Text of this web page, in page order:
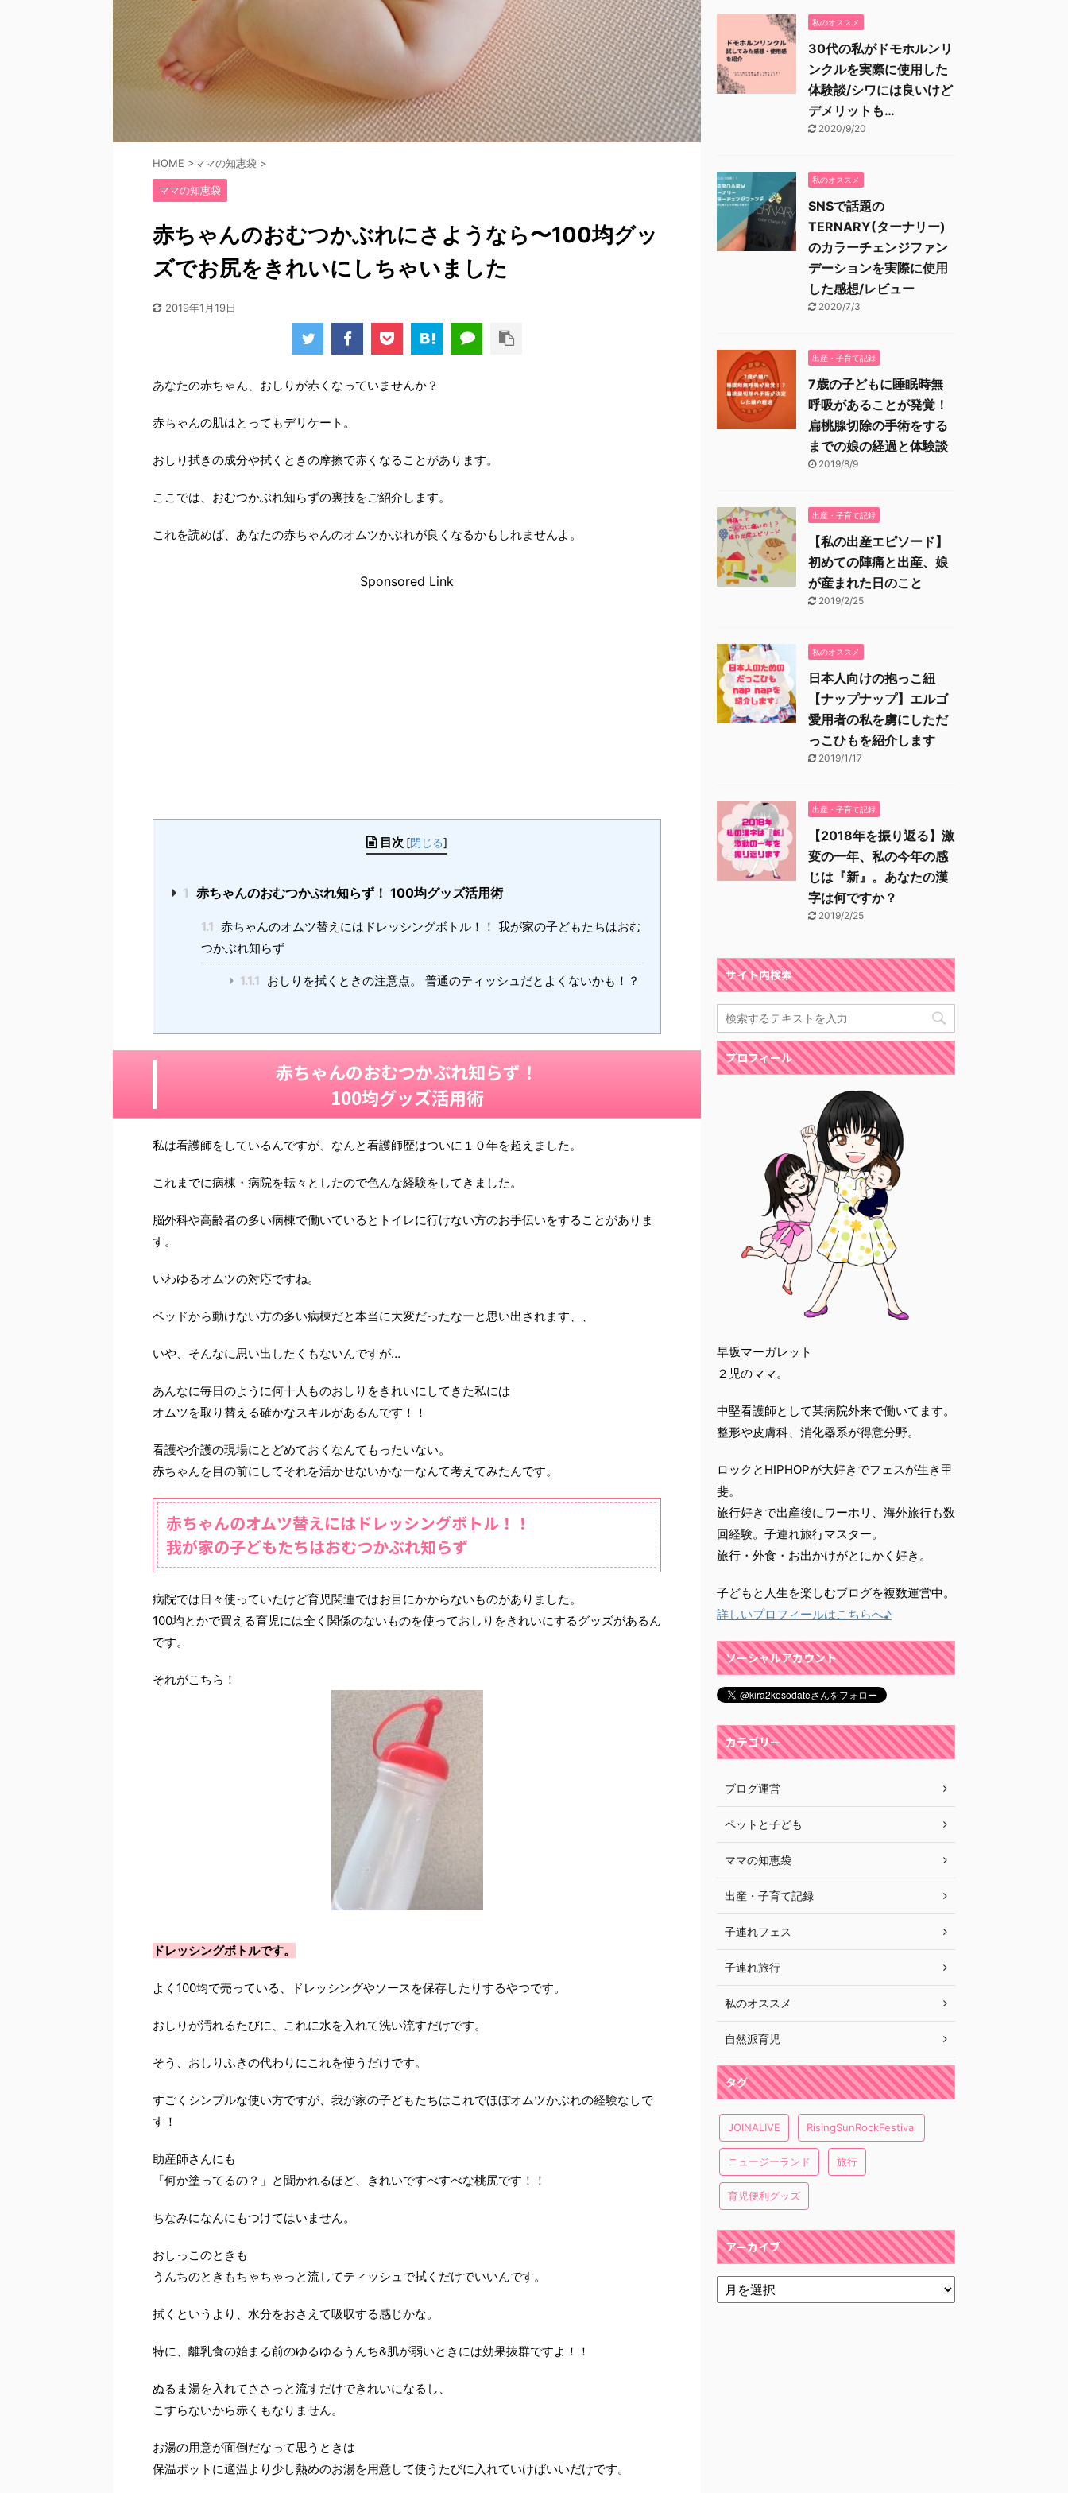
HOME >ママの知恵袋 >
ママの知恵袋
赤ちゃんのおむつかぶれにさようなら〜100均グッ
ズでお尻をきれいにしちゃいました
2019年1月19日
あなたの赤ちゃん、おしりが赤くなっていませんか？
赤ちゃんの肌はとってもデリケート。
おしり拭きの成分や拭くときの摩擦で赤くなることがあります。
ここでは、おむつかぶれ知らずの裏技をご紹介します。
これを読めば、あなたの赤ちゃんのオムツかぶれが良くなるかもしれませんよ。
Sponsored Link
目次 [閉じる]
1 赤ちゃんのおむつかぶれ知らず！ 100均グッズ活用術
1.1 赤ちゃんのオムツ替えにはドレッシングボトル！！ 我が家の子どもたちはおむ
つかぶれ知らず
1.1.1 おしりを拭くときの注意点。 普通のティッシュだとよくないかも！？
赤ちゃんのおむつかぶれ知らず！
100均グッズ活用術
私は看護師をしているんですが、なんと看護師歴はついに１０年を超えました。
これまでに病棟・病院を転々としたので色んな経験をしてきました。
脳外科や高齢者の多い病棟で働いているとトイレに行けない方のお手伝いをすることがありま
す。
いわゆるオムツの対応ですね。
ベッドから動けない方の多い病棟だと本当に大変だったなーと思い出されます、、
いや、そんなに思い出したくもないんですが…
あんなに毎日のように何十人ものおしりをきれいにしてきた私には
オムツを取り替える確かなスキルがあるんです！！
看護や介護の現場にとどめておくなんてもったいない。
赤ちゃんを目の前にしてそれを活かせないかなーなんて考えてみたんです。
赤ちゃんのオムツ替えにはドレッシングボトル！！
我が家の子どもたちはおむつかぶれ知らず
病院では日々使っていたけど育児関連ではお目にかからないものがありました。
100均とかで買える育児には全く関係のないものを使っておしりをきれいにするグッズがあるん
です。
それがこちら！
ドレッシングボトルです。
よく100均で売っている、ドレッシングやソースを保存したりするやつです。
おしりが汚れるたびに、これに水を入れて洗い流すだけです。
そう、おしりふきの代わりにこれを使うだけです。
すごくシンプルな使い方ですが、我が家の子どもたちはこれでほぼオムツかぶれの経験なしで
す！
助産師さんにも
「何か塗ってるの？」と聞かれるほど、きれいですべすべな桃尻です！！
ちなみになんにもつけてはいません。
おしっこのときも
うんちのときもちゃちゃっと流してティッシュで拭くだけでいいんです。
拭くというより、水分をおさえて吸収する感じかな。
特に、離乳食の始まる前のゆるゆるうんち&肌が弱いときには効果抜群ですよ！！
ぬるま湯を入れてささっと流すだけできれいになるし、
こすらないから赤くもなりません。
お湯の用意が面倒だなって思うときは
保温ポットに適温より少し熱めのお湯を用意して使うたびに入れていけばいいだけです。
私のオススメ
30代の私がドモホルンリ
ンクルを実際に使用した
体験談/シワには良いけど
デメリットも…
2020/9/20
私のオススメ
SNSで話題の
TERNARY(ターナリー)
のカラーチェンジファン
デーションを実際に使用
した感想/レビュー
2020/7/3
出産・子育て記録
7歳の子どもに睡眠時無
呼吸があることが発覚！
扁桃腺切除の手術をする
までの娘の経過と体験談
2019/8/9
出産・子育て記録
【私の出産エピソード】
初めての陣痛と出産、娘
が産まれた日のこと
2019/2/25
私のオススメ
日本人向けの抱っこ紐
【ナップナップ】エルゴ
愛用者の私を虜にしただ
っこひもを紹介します
2019/1/17
出産・子育て記録
【2018年を振り返る】激
変の一年、私の今年の感
じは『新』。あなたの漢
字は何ですか？
2019/2/25
サイト内検索
プロフィール
早坂マーガレット
２児のママ。
中堅看護師として某病院外来で働いてます。
整形や皮膚科、消化器系が得意分野。
ロックとHIPHOPが大好きでフェスが生き甲
斐。
旅行好きで出産後にワーホリ、海外旅行も数
回経験。子連れ旅行マスター。
旅行・外食・お出かけがとにかく好き。
子どもと人生を楽しむブログを複数運営中。
詳しいプロフィールはこちらへ♪
ソーシャルアカウント
カテゴリー
ブログ運営
ペットと子ども
ママの知恵袋
出産・子育て記録
子連れフェス
子連れ旅行
私のオススメ
自然派育児
タグ
JOINALIVE RisingSunRockFestival
ニュージーランド 旅行
育児便利グッズ
アーカイブ